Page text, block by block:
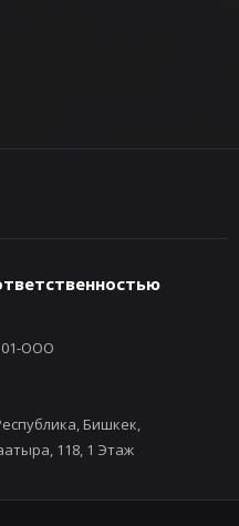
ООО
Бишкек,
118, 1 Этаж